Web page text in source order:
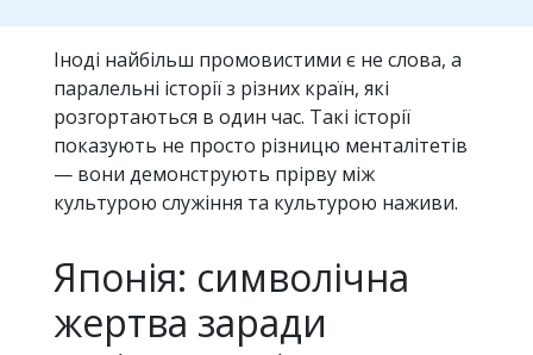
Іноді найбільш промовистими є не слова, а
паралельні історії з різних країн, які
розгортаються в один час. Такі історії
показують не просто різницю менталітетів
— вони демонструють прірву між
культурою служіння та культурою наживи.
Японія: символічна
жертва заради